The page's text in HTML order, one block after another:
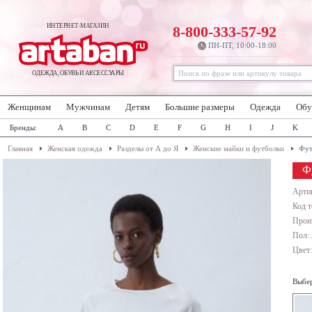
ИНТЕРНЕТ-МАГАЗИН
ОДЕЖДА, ОБУВЬ И АКСЕССУАРЫ
8-800-333-57-92
ПН-ПТ, 10:00-18:00
Женщинам Мужчинам Детям Большие размеры Одежда
Бренды: A B C D E F G H I J K
Главная Женская одежда Разделы от А до Я Женские майки и футболки
Код
Пол: